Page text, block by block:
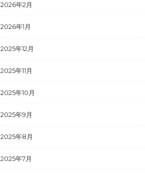
2026年2月
2026年1月
2025年12月
2025年11月
2025年10月
2025年9月
2025年8月
2025年7月